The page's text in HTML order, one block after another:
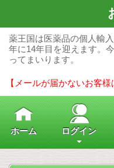
薬王国は医薬品の個人輸
年に14年目を迎えます。
ってまいります。
【メールが届かないお客様
ホーム ログイン